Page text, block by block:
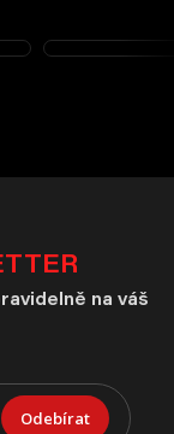
na váš
Odebírat